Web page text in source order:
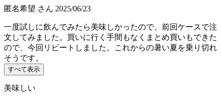
匿名希望 さん 2025/06/23
一度試しに飲んでみたら美味しかったので、前回ケースで注
文してみました。買いに行く手間もなくまとめ買いもできた
ので、今回リピートしました。これからの暑い夏を乗り切れ
そうです。
すべて表示
美味しい